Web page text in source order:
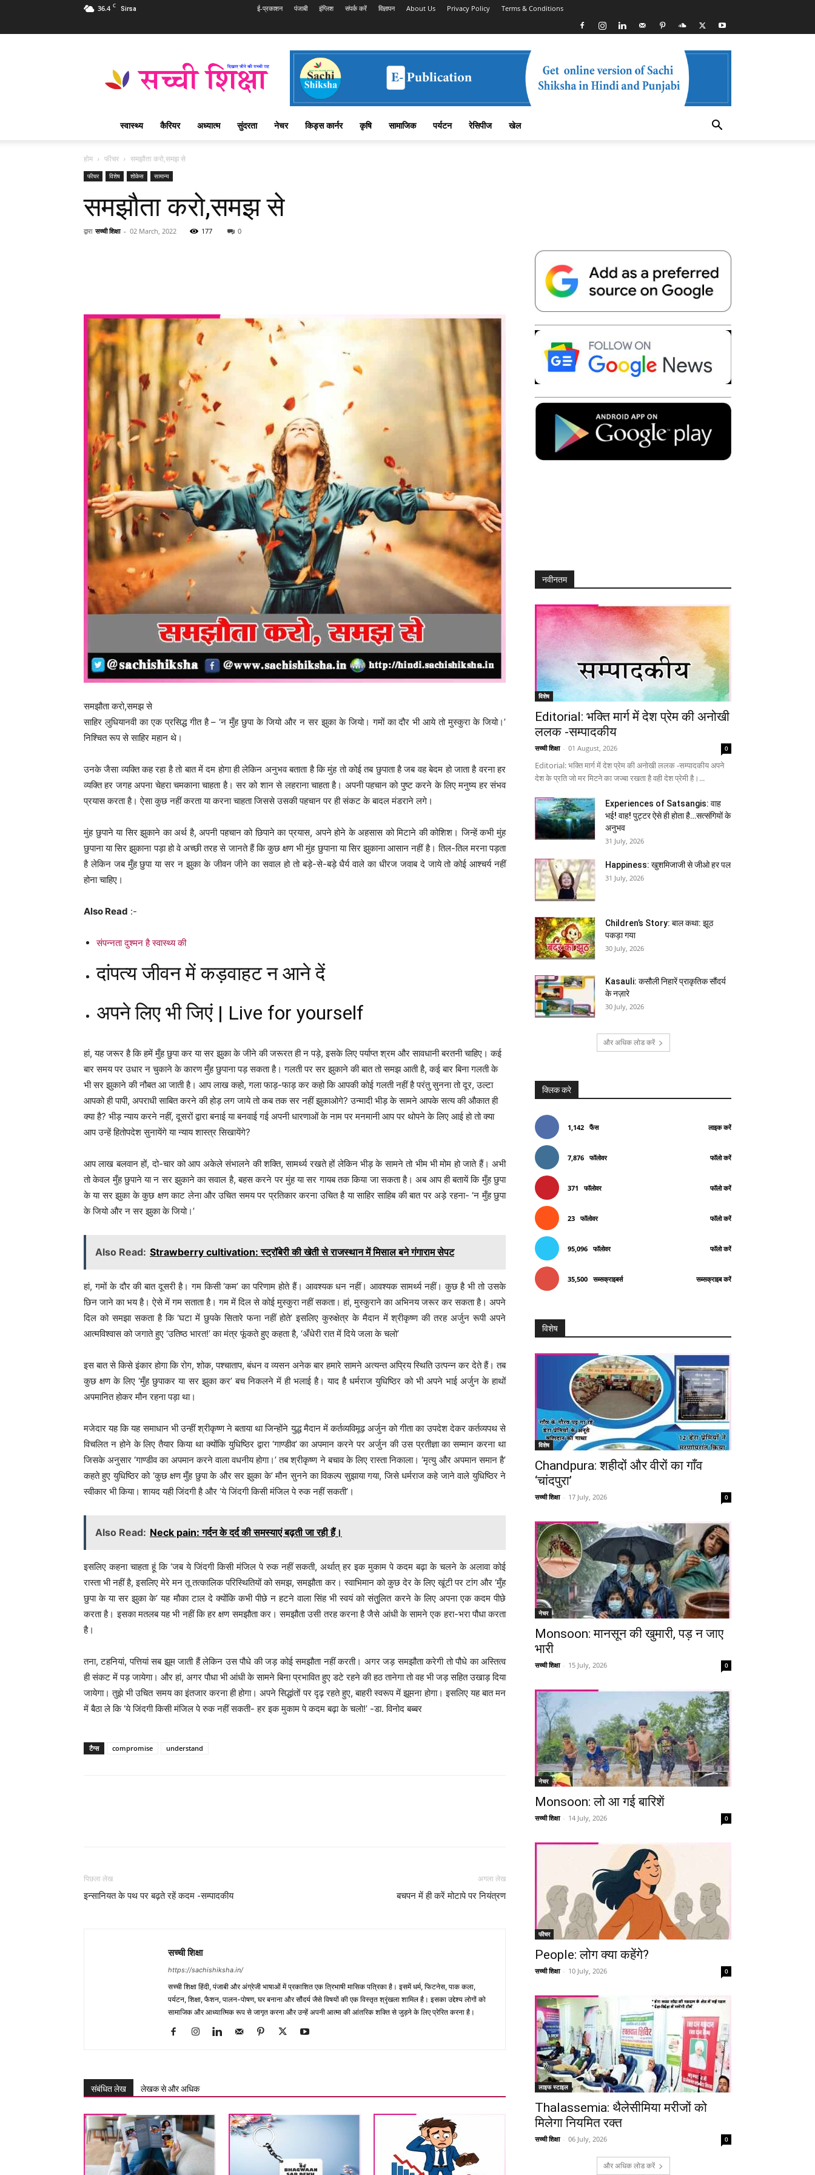
36.4 C Sirsa ई-प्रकाशन पंजाबी इंग्लिश संपर्क करें विज्ञापन About Us Privacy Policy Terms & Conditions
Shiksha
शिक्षा
स्वास्थ्य कैरियर अध्यात्म सुंदरता नेचर किड्स कार्नर कृषि सामाजिक पर्यटन रेसिपीज खेल
होम फीचर समझौता करो,समझ से
फीचर विशेष शोकेस सामान्य
समझौता करो,समझ से
द्वारा सच्ची शिक्षा - 02 March, 2022 177 0
Telegram Copy URL
समझौता करो,समझ से
साहिर लुधियानवी का एक प्रसिद्ध गीत है – ‘न मुँह छुपा के जियो और न सर झुका के जियो। गमों का दौर भी आये तो मुस्कुरा के जियो।’
निश्चित रूप से साहिर महान थे।
उनके जैसा व्यक्ति कह रहा है तो बात में दम होगा ही लेकिन अनुभव बताता है कि मुंह तो कोई तब छुपाता है जब वह बेदम हो जाता है वरना हर
व्यक्ति हर जगह अपना चेहरा चमकाना चाहता है। सर को शान से लहराना चाहता है। अपनी पहचान को पुष्ट करने के लिए मनुष्य हर संभव
प्रयास करता है। ऐसा कुछ नहीं करता या करना चाहता जिससे उसकी पहचान पर ही संकट के बादल मंडराने लगे।
मुंह छुपाने या सिर झुकाने का अर्थ है, अपनी पहचान को छिपाने का प्रयास, अपने होने के अहसास को मिटाने की कोशिश। जिन्हें कभी मुंह
छुपाना या सिर झुकाना पड़ा हो वे अच्छी तरह से जानते हैं कि कुछ क्षण भी मुंह छुपाना या सिर झुकाना आसान नहीं है। तिल-तिल मरना पड़ता
है लेकिन जब मुँह छुपा या सर न झुका के जीवन जीने का सवाल हो तो बड़े-से-बड़े धैर्य वाले का धीरज जवाब दे जाये तो कोई आश्चर्य नहीं
होना चाहिए।
Also Read :-
संपन्नता दुश्मन है स्वास्थ्य की
दांपत्य जीवन में कड़वाहट न आने दें
अपने लिए भी जिएं | Live for yourself
हां, यह जरूर है कि हमें मुँह छुपा कर या सर झुका के जीने की जरूरत ही न पड़े, इसके लिए पर्याप्त श्रम और सावधानी बरतनी चाहिए। कई
बार समय पर उधार न चुकाने के कारण मुँह छुपाना पड़ सकता है। गलती पर सर झुकाने की बात तो समझ आती है, कई बार बिना गलती के
भी सर झुकाने की नौबत आ जाती है। आप लाख कहो, गला फाड़-फाड़ कर कहो कि आपकी कोई गलती नहीं है परंतु सुनना तो दूर, उल्टा
आपको ही पापी, अपराधी साबित करने की होड़ लग जाये तो कब तक सर नहीं झुकाओगे? उन्मादी भीड़ के सामने आपके सत्य की औकात ही
क्या है? भीड़ न्याय करने नहीं, दूसरों द्वारा बनाई या बनवाई गई अपनी धारणाओं के नाम पर मनमानी आप पर थोपने के लिए आई हो तो क्या
आप उन्हें हितोपदेश सुनायेंगे या न्याय शास्त्र सिखायेंगे?
आप लाख बलवान हों, दो-चार को आप अकेले संभालने की शक्ति, सामर्थ्य रखते हों लेकिन भीड़ के सामने तो भीम भी मोम हो जाते हैं। अभी
तो केवल मुँह छुपाने या न सर झुकाने का सवाल है, बहस करने पर मुंह या सर गायब तक किया जा सकता है। अब आप ही बतायें कि मुँह छुपा
के या सर झुका के कुछ क्षण काट लेना और उचित समय पर प्रतिकार करना उचित है या साहिर साहिब की बात पर अड़े रहना- ‘न मुँह छुपा
के जियो और न सर झुका के जियो।’
Also Read: Strawberry cultivation: स्ट्रॉबेरी की खेती से राजस्थान में मिसाल बने गंगाराम सेपट
हां, गमों के दौर की बात दूसरी है। गम किसी ‘कम’ का परिणाम होते हैं। आवश्यक धन नहीं। आवश्यक सामर्थ्य नहीं। कुछ है भी तो उसके
छिन जाने का भय है। ऐसे में गम सताता है। गम में दिल से कोई मुस्कुरा नहीं सकता। हां, मुस्कुराने का अभिनय जरूर कर सकता है। अपने
दिल को समझा सकता है कि ‘घटा में छुपके सितारे फना नहीं होते’ इसलिए कुरुक्षेत्र के मैदान में श्रीकृष्ण की तरह अर्जुन रूपी अपने
आत्मविश्वास को जगाते हुए ‘उतिष्ठ भारत!’ का मंत्र फूंकते हुए कहता है, ‘अँधेरी रात में दिये जला के चलो’
इस बात से किसे इंकार होगा कि रोग, शोक, पश्चाताप, बंधन व व्यसन अनेक बार हमारे सामने अत्यन्त अप्रिय स्थिति उत्पन्न कर देते हैं। तब
कुछ क्षण के लिए ‘मुँह छुपाकर या सर झुका कर’ बच निकलने में ही भलाई है। याद है धर्मराज युधिष्ठिर को भी अपने भाई अर्जुन के हाथों
अपमानित होकर मौन रहना पड़ा था।
मजेदार यह कि यह समाधान भी उन्हीं श्रीकृष्ण ने बताया था जिन्होंने युद्ध मैदान में कर्तव्यविमूढ़ अर्जुन को गीता का उपदेश देकर कर्तव्यपथ से
विचलित न होने के लिए तैयार किया था क्योंकि युधिष्ठिर द्वारा ‘गाण्डीव’ का अपमान करने पर अर्जुन की उस प्रतीज्ञा का सम्मान करना था
जिसके अनुसार ‘गाण्डीव का अपमान करने वाला वधनीय होगा।’ तब श्रीकृष्ण ने बचाव के लिए रास्ता निकाला। ‘मृत्यु और अपमान समान है’
कहते हुए युधिष्ठिर को ‘कुछ क्षण मुँह छुपा के और सर झुका के’ मौन सुनने का विकल्प सुझाया गया, जिसे धर्मराज कहे जाने वाले युधिष्ठिर ने
स्वीकार भी किया। शायद यही जिंदगी है और ‘ये जिंदगी किसी मंजिल पे रुक नहीं सकती’।
Also Read: Neck pain: गर्दन के दर्द की समस्याएं बढ़ती जा रही हैं।
इसलिए कहना चाहता हूं कि ‘जब ये जिंदगी किसी मंजिल पे रुक नहीं सकती, अर्थात् हर इक मुकाम पे कदम बढ़ा के चलने के अलावा कोई
रास्ता भी नहीं है, इसलिए मेरे मन तू तत्कालिक परिस्थितियों को समझ, समझौता कर। स्वाभिमान को कुछ देर के लिए खूंटी पर टांग और ‘मुँह
छुपा के या सर झुका के’ यह मौका टाल दे क्योंकि कभी पीछे न हटने वाला सिंह भी स्वयं को संतुुलित करने के लिए अपना एक कदम पीछे
करता है। इसका मतलब यह भी नहीं कि हर क्षण समझौता कर। समझौता उसी तरह करना है जैसे आंधी के सामने एक हरा-भरा पौधा करता
है।
तना, टहनियां, पत्तियां सब झूम जाती हैं लेकिन उस पौधे की जड़ कोई समझौता नहीं करती। अगर जड़ समझौता करेगी तो पौधे का अस्तित्व
ही संकट में पड़ जायेगा। और हां, अगर पौधा भी आंधी के सामने बिना प्रभावित हुए डटे रहने की हठ तानेगा तो वह भी जड़ सहित उखाड़ दिया
जायेगा। तुझे भी उचित समय का इंतजार करना ही होगा। अपने सिद्धांतों पर दृढ़ रहते हुए, बाहरी स्वरूप में झूमना होगा। इसलिए यह बात मन
में बैठा ले कि ‘ये जिंदगी किसी मंजिल पे रुक नहीं सकती- हर इक मुकाम पे कदम बढ़ा के चलो!’ -डा. विनोद बब्बर
टैग्स compromise understand
Telegram
पिछला लेख
इन्सानियत के पथ पर बढ़ते रहें कदम -सम्पादकीय
अगला लेख
बचपन में ही करें मोटापे पर नियंत्रण
सच्ची शिक्षा
https://sachishiksha.in/
सच्ची शिक्षा हिंदी, पंजाबी और अंग्रेजी भाषाओं में प्रकाशित एक त्रिभाषी मासिक पत्रिका है। इसमें धर्म, फिटनेस, पाक कला,
पर्यटन, शिक्षा, फैशन, पालन-पोषण, घर बनाना और सौंदर्य जैसे विषयों की एक विस्तृत श्रृंखला शामिल है। इसका उद्देश्य लोगों को
सामाजिक और आध्यात्मिक रूप से जागृत करना और उन्हें अपनी आत्मा की आंतरिक शक्ति से जुड़ने के लिए प्रेरित करना है।
संबंधित लेख लेखक से और अधिक
नवीनतम
विशेष
Editorial: भक्ति मार्ग में देश प्रेम की अनोखी
ललक -सम्पादकीय
सच्ची शिक्षा - 01 August, 2026 0
Editorial: भक्ति मार्ग में देश प्रेम की अनोखी ललक -सम्पादकीय अपने
देश के प्रति जो मर मिटने का जज्बा रखता है वही देश प्रेमी है।...
Experiences of Satsangis: वाह
भई! वाह! पुट्टर ऐसे ही होता है…सत्संगियों के
अनुभव
31 July, 2026
Happiness: खुशमिजाजी से जीओ हर पल
31 July, 2026
Children’s Story: बाल कथा: झूठ
पकड़ा गया
30 July, 2026
Kasauli: कसौली निहारें प्राकृतिक सौंदर्य
के नज़ारे
30 July, 2026
और अधिक लोड करें
क्लिक करे
1,142 फैंस लाइक करें
7,876 फॉलोवर फॉलो करें
371 फॉलोवर फॉलो करें
23 फॉलोवर फॉलो करें
95,096 फॉलोवर फॉलो करें
35,500 सब्सक्राइबर्स सब्सक्राइब करें
विशेष
विशेष
Chandpura: शहीदों और वीरों का गाँव
‘चांदपुरा’
सच्ची शिक्षा - 17 July, 2026 0
नेचर
Monsoon: मानसून की खुमारी, पड़ न जाए
भारी
सच्ची शिक्षा - 15 July, 2026 0
नेचर
Monsoon: लो आ गई बारिशें
सच्ची शिक्षा - 14 July, 2026 0
फीचर
People: लोग क्या कहेंगे?
सच्ची शिक्षा - 10 July, 2026 0
लाइफ स्टाइल
Thalassemia: थैलेसीमिया मरीजों को
मिलेगा नियमित रक्त
सच्ची शिक्षा - 06 July, 2026 0
और अधिक लोड करें